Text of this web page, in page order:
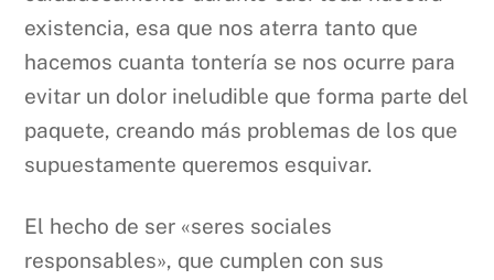
existencia, esa que nos aterra tanto que
hacemos cuanta tontería se nos ocurre para
evitar un dolor ineludible que forma parte del
paquete, creando más problemas de los que
supuestamente queremos esquivar.
El hecho de ser «seres sociales
responsables», que cumplen con sus